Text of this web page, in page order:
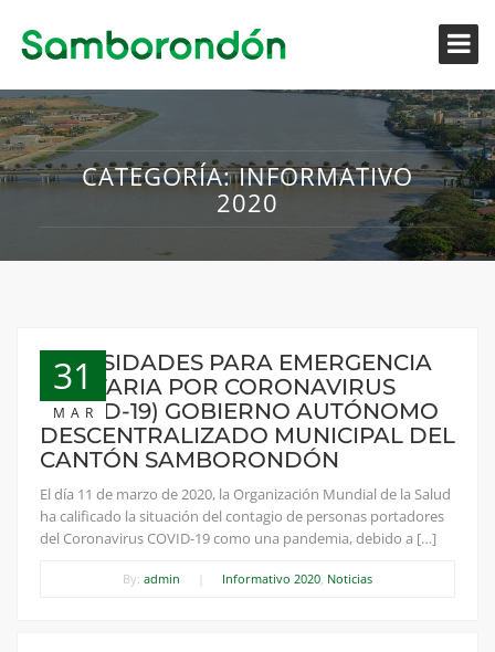
CATEGORÍA:INFORMATIVO
2020
31
MAR
NECESIDADES PARA EMERGENCIA
SANITARIA POR CORONAVIRUS
(COVID-19) GOBIERNO AUTÓNOMO
DESCENTRALIZADO MUNICIPAL DEL
CANTÓN SAMBORONDÓN
El día 11 de marzo de 2020, la Organización Mundial de la Salud
ha calificado la situación del contagio de personas portadores
del Coronavirus COVID-19 como una pandemia, debido a […]
By: admin Informativo 2020 Noticias